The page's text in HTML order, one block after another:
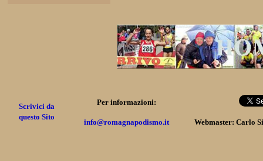
Scrivici da
questo Sito
Per informazioni:
info@romagnapodismo.it Webmaster: Carlo